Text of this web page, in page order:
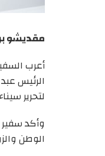
مقديشو
أعرب
لتحرير
وأكد
الوطن